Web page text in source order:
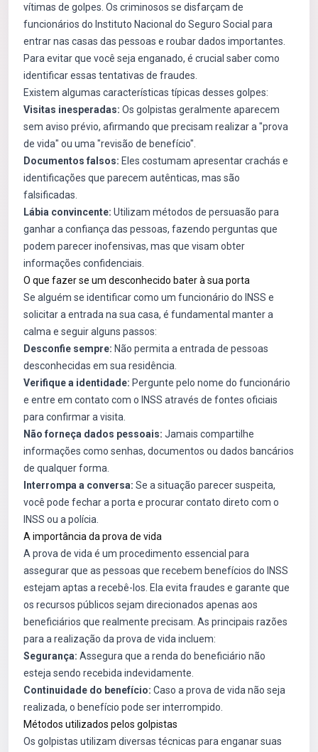
vítimas de golpes. Os criminosos se disfarçam de
funcionários do Instituto Nacional do Seguro Social para
entrar nas casas das pessoas e roubar dados importantes.
Para evitar que você seja enganado, é crucial saber como
identificar essas tentativas de fraudes.
Existem algumas características típicas desses golpes:
Visitas inesperadas: Os golpistas geralmente aparecem
sem aviso prévio, afirmando que precisam realizar a "prova
de vida" ou uma "revisão de benefício".
Documentos falsos: Eles costumam apresentar crachás e
identificações que parecem autênticas, mas são
falsificadas.
Lábia convincente: Utilizam métodos de persuasão para
ganhar a confiança das pessoas, fazendo perguntas que
podem parecer inofensivas, mas que visam obter
informações confidenciais.
O que fazer se um desconhecido bater à sua porta
Se alguém se identificar como um funcionário do INSS e
solicitar a entrada na sua casa, é fundamental manter a
calma e seguir alguns passos:
Desconfie sempre: Não permita a entrada de pessoas
desconhecidas em sua residência.
Verifique a identidade: Pergunte pelo nome do funcionário
e entre em contato com o INSS através de fontes oficiais
para confirmar a visita.
Não forneça dados pessoais: Jamais compartilhe
informações como senhas, documentos ou dados bancários
de qualquer forma.
Interrompa a conversa: Se a situação parecer suspeita,
você pode fechar a porta e procurar contato direto com o
INSS ou a polícia.
A importância da prova de vida
A prova de vida é um procedimento essencial para
assegurar que as pessoas que recebem benefícios do INSS
estejam aptas a recebê-los. Ela evita fraudes e garante que
os recursos públicos sejam direcionados apenas aos
beneficiários que realmente precisam. As principais razões
para a realização da prova de vida incluem:
Segurança: Assegura que a renda do beneficiário não
esteja sendo recebida indevidamente.
Continuidade do benefício: Caso a prova de vida não seja
realizada, o benefício pode ser interrompido.
Métodos utilizados pelos golpistas
Os golpistas utilizam diversas técnicas para enganar suas